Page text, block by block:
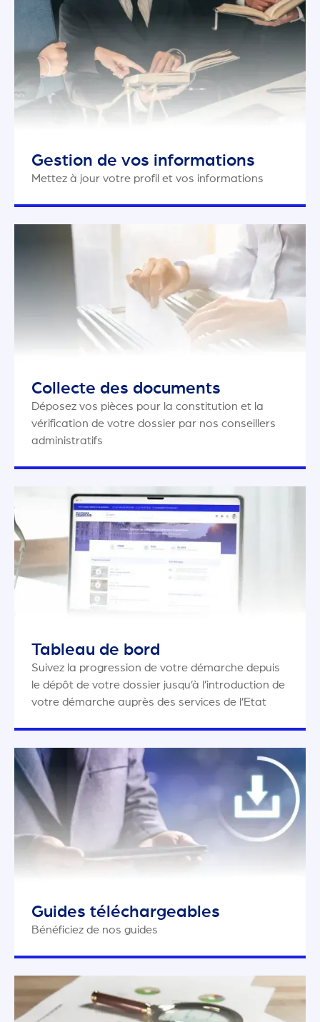
Gestion de vos informations
Mettez à jour votre profil et vos informations
Collecte des documents
Déposez vos pièces pour la constitution et la
vérification de votre dossier par nos conseillers
administratifs
Tableau de bord
Suivez la progression de votre démarche depuis
le dépôt de votre dossier jusqu’à l’introduction de
votre démarche auprès des services de l’Etat
Guides téléchargeables
Bénéficiez de nos guides